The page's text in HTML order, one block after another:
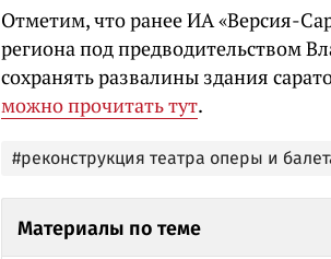
Отметим, что ранее ИА «Версия-
региона под предводительством
сохранять развалины здания
можно прочитать тут.
#реконструкция театра оперы и
Материалы по теме